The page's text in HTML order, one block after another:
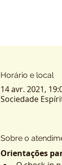
Horário e local
14 avr. 2021,
Sociedade
Sobre o
Orientações